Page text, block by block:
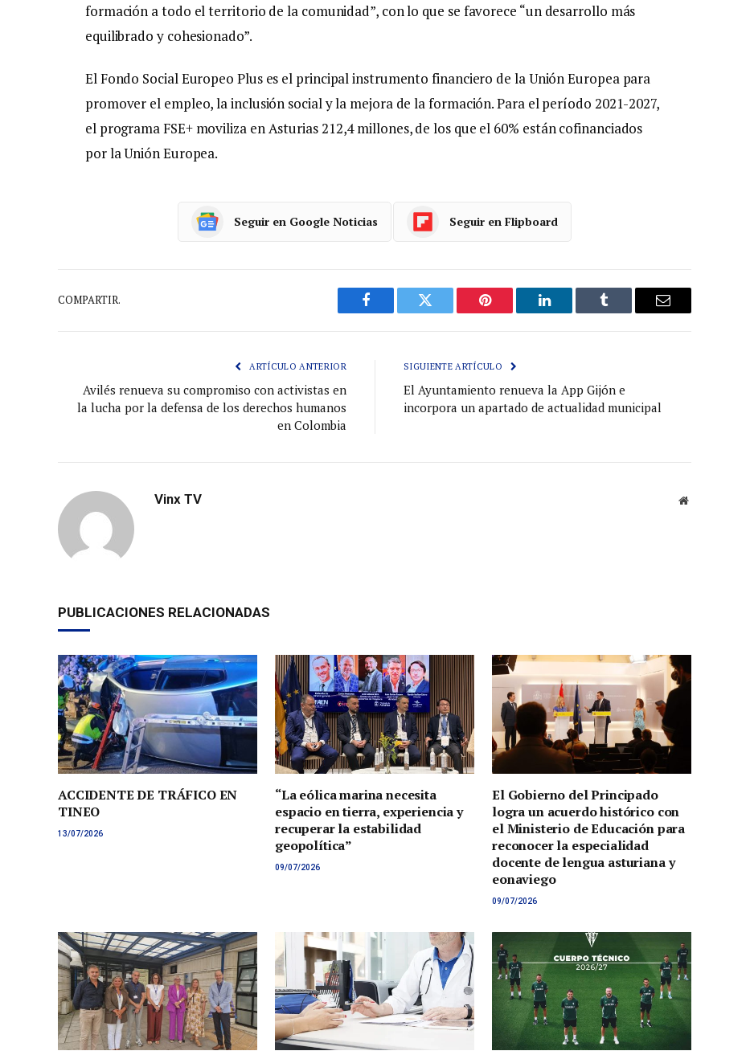
formación a todo el territorio de la comunidad”, con lo que se favorece “un desarrollo más
equilibrado y cohesionado”.
El Fondo Social Europeo Plus es el principal instrumento financiero de la Unión Europea para
promover el empleo, la inclusión social y la mejora de la formación. Para el período 2021-2027,
el programa FSE+ moviliza en Asturias 212,4 millones, de los que el 60% están cofinanciados
por la Unión Europea.
Seguir en Google Noticias Seguir en Flipboard
COMPARTIR.
Facebook Gorjeo Pinterest LinkedIn Tumblr
Correo
ARTÍCULO ANTERIOR
Avilés renueva su compromiso con activistas en
la lucha por la defensa de los derechos humanos
en Colombia
SIGUIENTE ARTÍCULO
El Ayuntamiento renueva la App Gijón e
incorpora un apartado de actualidad municipal
Vinx TV
Sitio
PUBLICACIONES RELACIONADAS
ACCIDENTE DE TRÁFICO EN
TINEO
13/07/2026
“La eólica marina necesita
espacio en tierra, experiencia y
recuperar la estabilidad
geopolítica”
09/07/2026
El Gobierno del Principado
logra un acuerdo histórico con
el Ministerio de Educación para
reconocer la especialidad
docente de lengua asturiana y
eonaviego
09/07/2026